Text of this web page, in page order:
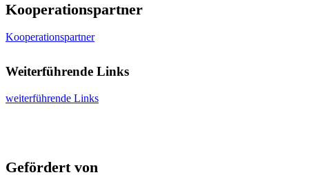
Kooperationspartner
Kooperationspartner
Weiterführende Links
weiterführende Links
Gefördert von